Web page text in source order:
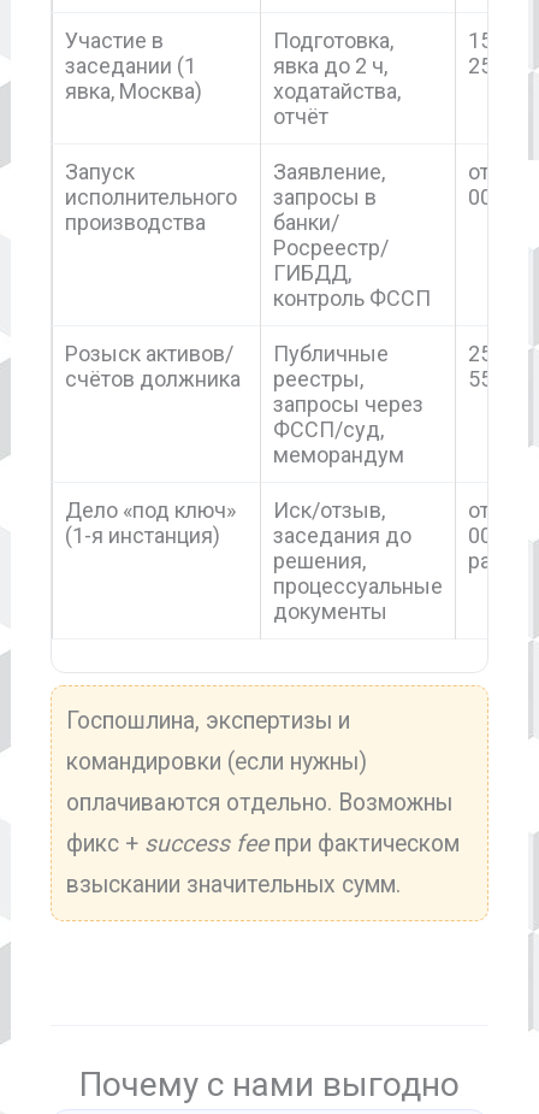
Участие в
заседании (1
явка, Москва)
Подготовка,
явка до 2 ч,
ходатайства,
отчёт
15
25 000
Запуск
исполнительного
производства
Заявление,
запросы в
банки/
Росреестр/
ГИБДД,
контроль ФССП
от 15
000
Розыск активов/
счётов должника
Публичные
реестры,
запросы через
ФССП/суд,
меморандум
25
55 000
Дело «под ключ»
(1-я инстанция)
Иск/отзыв,
заседания до
решения,
процессуальные
документы
от 95
000 +
Госпошлина, экспертизы и
командировки (если нужны)
оплачиваются отдельно. Возможны
фикс + success feeпри фактическом
взыскании значительных сумм.
Почему с нами выгодно